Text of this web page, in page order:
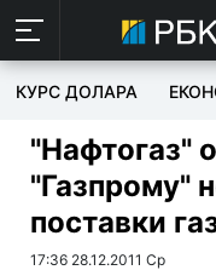
КУРС ДОЛАРА
"Нафтогаз"
"Газпрому"
поставки
17:36 28.12.2011 Ср